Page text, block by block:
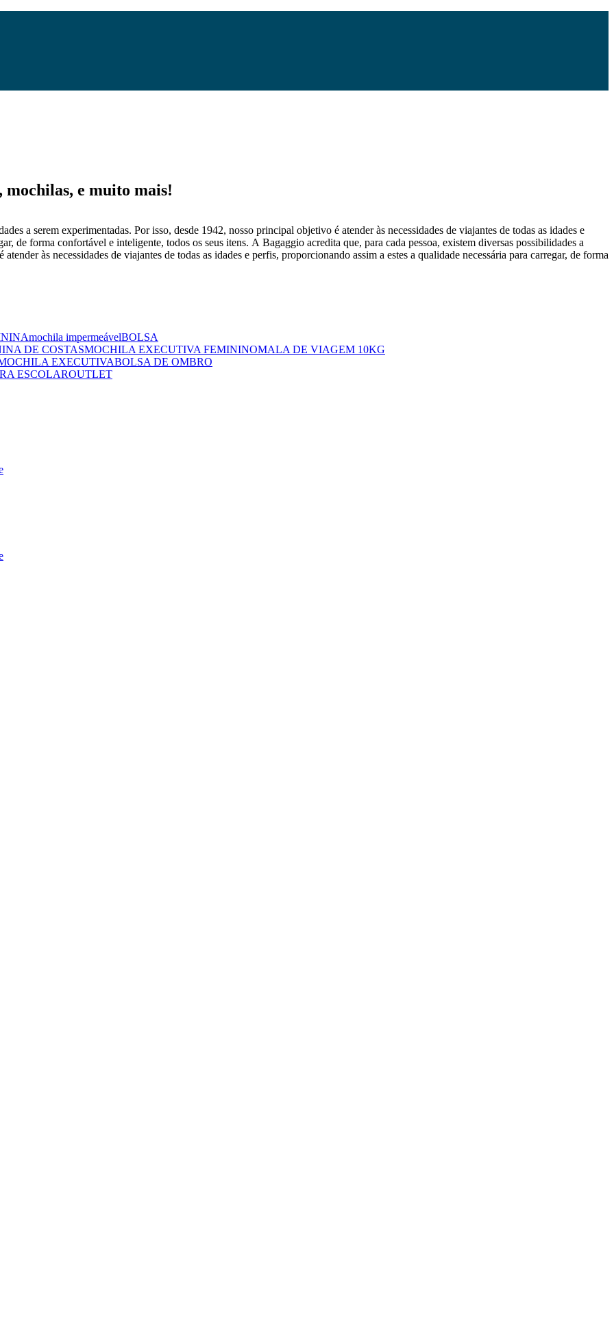
e muito mais!
a serem experimentadas. Por isso, desde 1942, nosso principal objetivo é atender às necessidades de viajantes de todas as idades e
de forma confortável e inteligente, todos os seus itens. A Bagaggio acredita que, para cada pessoa, existem diversas possibilidades a
às necessidades de viajantes de todas as idades e perfis, proporcionando assim a estes a qualidade necessária para carregar, de forma
mochila impermeávelBOLSA
DE COSTASMOCHILA EXECUTIVA FEMININOMALA DE VIAGEM 10KG
EXECUTIVABOLSA DE OMBRO
ESCOLAROUTLET